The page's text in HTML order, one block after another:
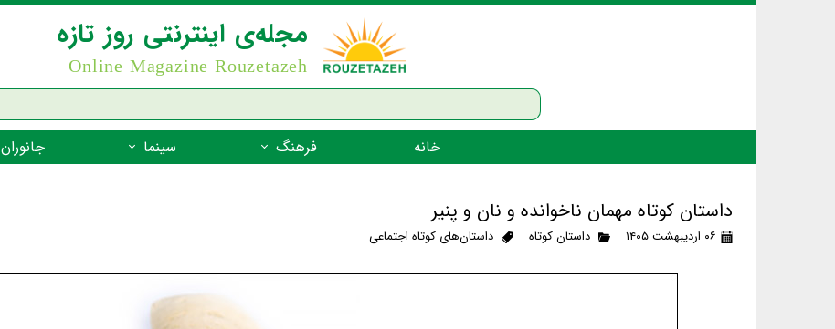
مجله‌ی اینترنتی روز تازه
Online Magazine Rouzetazeh
خانه فرهنگ سینما جانوران
داستان کوتاه مهمان ناخوانده و نان و پنیر
۰۶ اردیبهشت ۱۴۰۵ داستان کوتاه داستان‌های کوتاه اجتماعی